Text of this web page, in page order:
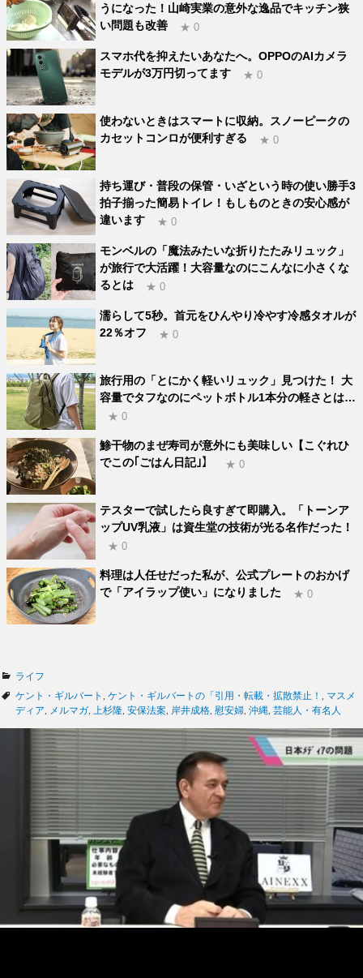
うになった！山崎実業の意外な逸品でキッチン狭
い問題も改善
★ 0
スマホ代を抑えたいあなたへ。OPPOのAIカメラ
モデルが3万円切ってます
★ 0
使わないときはスマートに収納。スノーピークの
カセットコンロが便利すぎる
★ 0
持ち運び・普段の保管・いざという時の使い勝手3
拍子揃った簡易トイレ！もしものときの安心感が
違います
★ 0
モンベルの「魔法みたいな折りたたみリュック」
が旅行で大活躍！大容量なのにこんなに小さくな
るとは
★ 0
濡らして5秒。首元をひんやり冷やす冷感タオルが
22％オフ
★ 0
旅行用の「とにかく軽いリュック」見つけた！ 大
容量でタフなのにペットボトル1本分の軽さとは…
★ 0
鯵干物のまぜ寿司が意外にも美味しい【こぐれひ
でこの｢ごはん日記｣】
★ 0
テスターで試したら良すぎて即購入。「トーンア
ップUV乳液」は資生堂の技術が光る名作だった！
★ 0
料理は人任せだった私が、公式プレートのおかげ
で「アイラップ使い」になりました
★ 0
カ
テ
ゴ
ライフ
タ
グ
ケント・ギルバート ケント・ギルバートの「引用・転載・拡散禁止！
マスメ
ディア
メルマガ 上杉隆 安保法案 岸井成格 慰安婦 沖縄 芸能人・有名人